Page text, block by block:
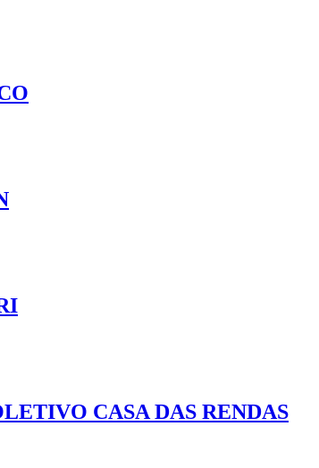
CASA DAS RENDAS